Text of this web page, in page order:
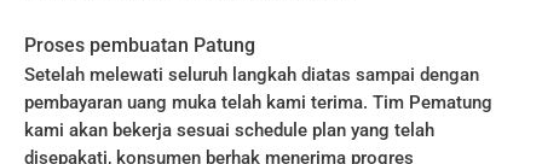
Proses pembuatan Patung
Setelah melewati seluruh langkah diatas sampai dengan
pembayaran uang muka telah kami terima. Tim Pematung
kami akan bekerja sesuai schedule plan yang telah
disepakati, konsumen berhak menerima progres